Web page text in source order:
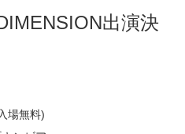
出演決
場無料)